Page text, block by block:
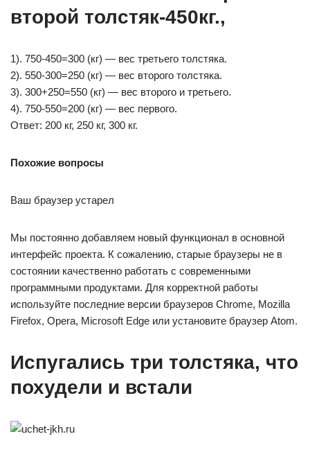
второй толстяк-450кг.,
1). 750-450=300 (кг) — вес третьего толстяка.
2). 550-300=250 (кг) — вес второго толстяка.
3). 300+250=550 (кг) — вес второго и третьего.
4). 750-550=200 (кг) — вес первого.
Ответ: 200 кг, 250 кг, 300 кг.
Похожие вопросы
Ваш браузер устарел
Мы постоянно добавляем новый функционал в основной
интерфейс проекта. К сожалению, старые браузеры не в
состоянии качественно работать с современными
программными продуктами. Для корректной работы
используйте последние версии браузеров Chrome, Mozilla
Firefox, Opera, Microsoft Edge или установите браузер Atom.
Испугались три толстяка, что
похудели и встали